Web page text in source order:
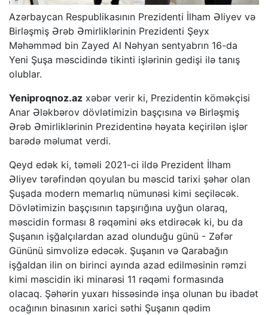
Azərbaycan Respublikasının Prezidenti İlham Əliyev və
Birləşmiş Ərəb Əmirliklərinin Prezidenti Şeyx
Məhəmməd bin Zayed Al Nəhyan sentyabrın 16-da
Yeni Şuşa məscidində tikinti işlərinin gedişi ilə tanış
olublar.
Yeniproqnoz.az xəbər verir ki, Prezidentin köməkçisi
Anar Ələkbərov dövlətimizin başçısına və Birləşmiş
Ərəb Əmirliklərinin Prezidentinə həyata keçirilən işlər
barədə məlumat verdi.
Qeyd edək ki, təməli 2021-ci ildə Prezident İlham
Əliyev tərəfindən qoyulan bu məscid tarixi şəhər olan
Şuşada modern memarlıq nümunəsi kimi seçiləcək.
Dövlətimizin başçısının tapşırığına uyğun olaraq,
məscidin forması 8 rəqəmini əks etdirəcək ki, bu da
Şuşanın işğalçılardan azad olunduğu günü - Zəfər
Gününü simvolizə edəcək. Şuşanın və Qarabağın
işğaldan ilin on birinci ayında azad edilməsinin rəmzi
kimi məscidin iki minarəsi 11 rəqəmi formasında
olacaq. Şəhərin yuxarı hissəsində inşa olunan bu ibadət
ocağının binasının xarici səthi Şuşanın qədim